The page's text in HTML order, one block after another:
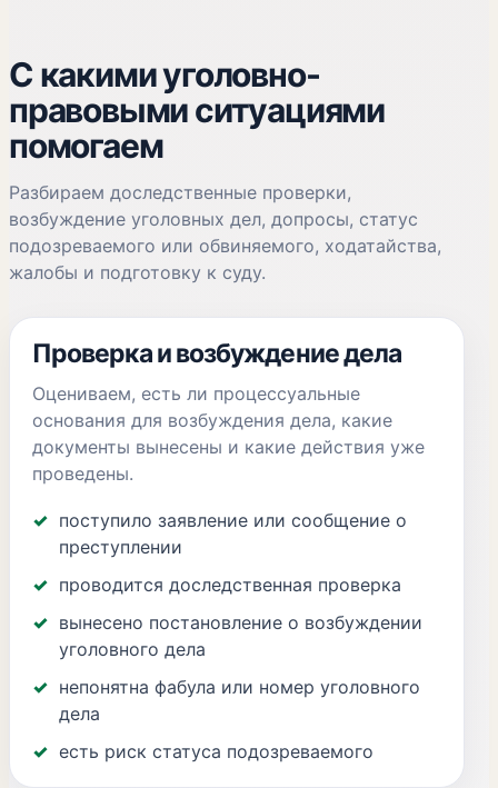
С какими уголовно-
правовыми ситуациями
помогаем
Разбираем доследственные проверки,
возбуждение уголовных дел, допросы, статус
подозреваемого или обвиняемого, ходатайства,
жалобы и подготовку к суду.
Проверка и возбуждение дела
Оцениваем, есть ли процессуальные
основания для возбуждения дела, какие
документы вынесены и какие действия уже
проведены.
поступило заявление или сообщение о
преступлении
проводится доследственная проверка
вынесено постановление о возбуждении
уголовного дела
непонятна фабула или номер уголовного
дела
есть риск статуса подозреваемого